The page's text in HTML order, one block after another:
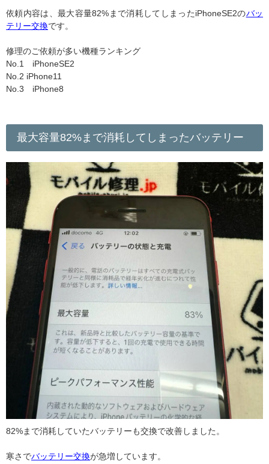
依頼内容は、最大容量82%まで消耗してしまったiPhoneSE2のバッ
テリー交換です。
修理のご依頼が多い機種ランキング
No.1 iPhoneSE2
No.2 iPhone11
No.3 iPhone8
最大容量82%まで消耗してしまったバッテリー
82%まで消耗していたバッテリーも交換で改善しました。
寒さでバッテリー交換が急増しています。